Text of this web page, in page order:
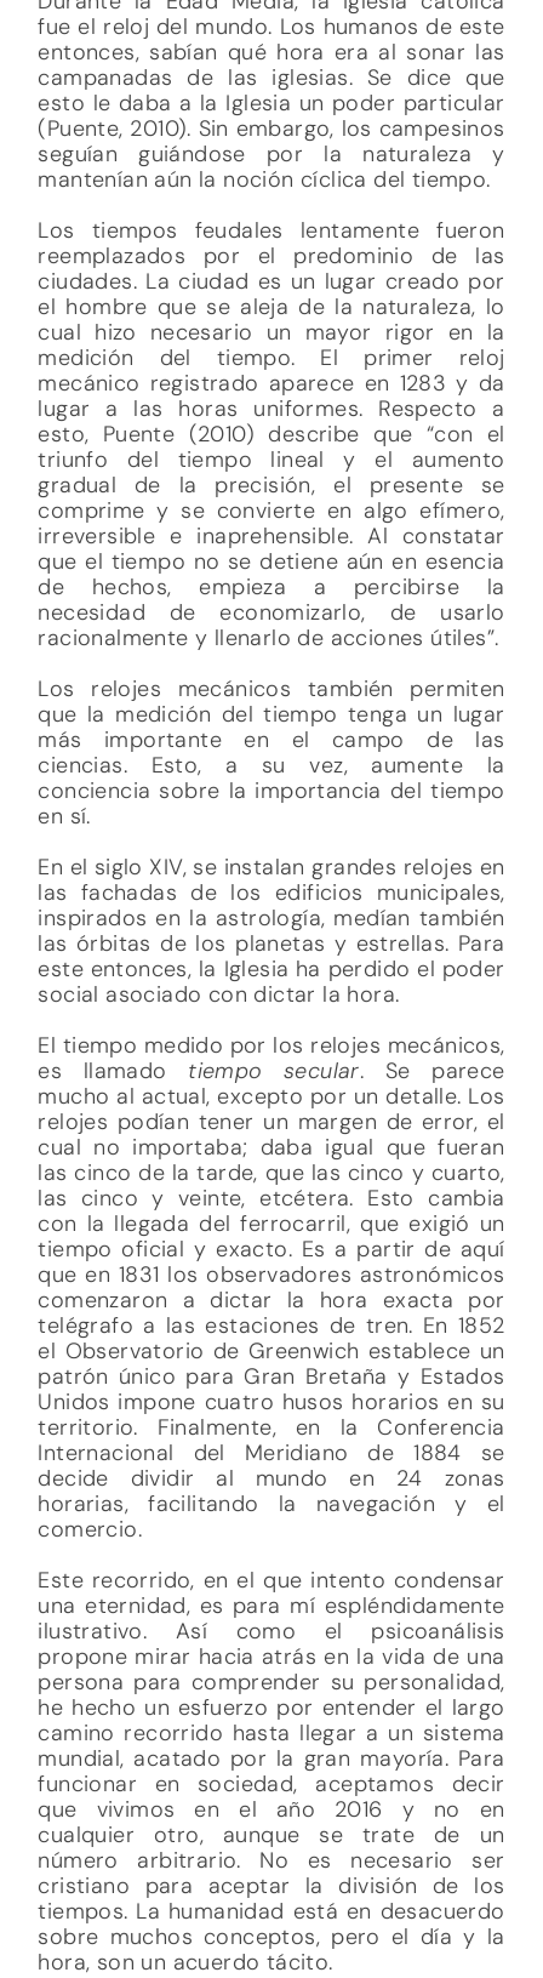
fue el reloj del mundo. Los humanos de este
entonces, sabían qué hora era al sonar las
campanadas de las iglesias. Se dice que
esto le daba a la Iglesia un poder particular
(Puente, 2010). Sin embargo, los campesinos
seguían guiándose por la naturaleza y
mantenían aún la noción cíclica del tiempo.
Los tiempos feudales lentamente fueron
reemplazados por el predominio de las
ciudades. La ciudad es un lugar creado por
el hombre que se aleja de la naturaleza, lo
cual hizo necesario un mayor rigor en la
medición del tiempo. El primer reloj
mecánico registrado aparece en 1283 y da
lugar a las horas uniformes. Respecto a
esto, Puente (2010) describe que “con el
triunfo del tiempo lineal y el aumento
gradual de la precisión, el presente se
comprime y se convierte en algo efímero,
irreversible e inaprehensible. Al constatar
que el tiempo no se detiene aún en esencia
de hechos, empieza a percibirse la
necesidad de economizarlo, de usarlo
racionalmente y llenarlo de acciones útiles”.
Los relojes mecánicos también permiten
que la medición del tiempo tenga un lugar
más importante en el campo de las
ciencias. Esto, a su vez, aumente la
conciencia sobre la importancia del tiempo
en sí.
En el siglo XIV, se instalan grandes relojes en
las fachadas de los edificios municipales,
inspirados en la astrología, medían también
las órbitas de los planetas y estrellas. Para
este entonces, la Iglesia ha perdido el poder
social asociado con dictar la hora.
El tiempo medido por los relojes mecánicos,
es llamado tiempo secular. Se parece
mucho al actual, excepto por un detalle. Los
relojes podían tener un margen de error, el
cual no importaba; daba igual que fueran
las cinco de la tarde, que las cinco y cuarto,
las cinco y veinte, etcétera. Esto cambia
con la llegada del ferrocarril, que exigió un
tiempo oficial y exacto. Es a partir de aquí
que en 1831 los observadores astronómicos
comenzaron a dictar la hora exacta por
telégrafo a las estaciones de tren. En 1852
el Observatorio de Greenwich establece un
patrón único para Gran Bretaña y Estados
Unidos impone cuatro husos horarios en su
territorio. Finalmente, en la Conferencia
Internacional del Meridiano de 1884 se
decide dividir al mundo en 24 zonas
horarias, facilitando la navegación y el
comercio.
Este recorrido, en el que intento condensar
una eternidad, es para mí espléndidamente
ilustrativo. Así como el psicoanálisis
propone mirar hacia atrás en la vida de una
persona para comprender su personalidad,
he hecho un esfuerzo por entender el largo
camino recorrido hasta llegar a un sistema
mundial, acatado por la gran mayoría. Para
funcionar en sociedad, aceptamos decir
que vivimos en el año 2016 y no en
cualquier otro, aunque se trate de un
número arbitrario. No es necesario ser
cristiano para aceptar la división de los
tiempos. La humanidad está en desacuerdo
sobre muchos conceptos, pero el día y la
hora, son un acuerdo tácito.